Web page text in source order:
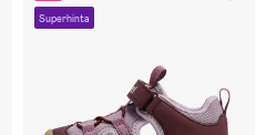
Superhinta